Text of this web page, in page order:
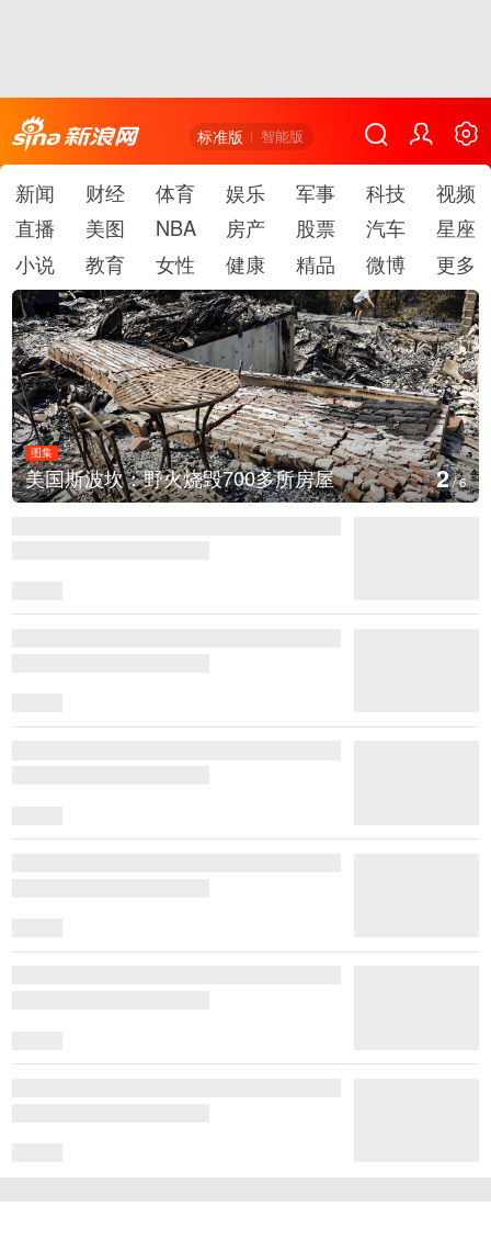
标准版 智能版
新闻 财经 体育 娱乐 军事 科技
视频
直播
美图 NBA 房产 股票 汽车
星座
小说
教育 女性 健康 精品 微博 更多
图集
美国斯波坎：野火烧毁700多所房屋 2/6